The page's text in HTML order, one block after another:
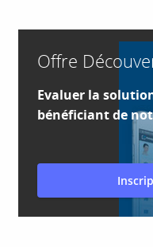
Offre
Evaluer la
bénéficiant de